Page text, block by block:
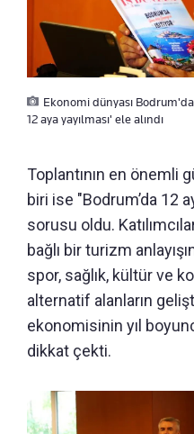
Ekonomi dünyası
12 aya yayılması' ele alındı
Toplantının en önemli
biri ise "Bodrum’da 12
sorusu oldu.
bağlı bir turizm
spor, sağlık, kültür ve
alternatif alanların
ekonomisinin yıl
dikkat çekti.